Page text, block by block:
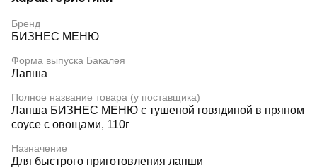
Бренд
БИЗНЕС МЕНЮ
Форма выпуска Бакалея
Лапша
Полное название товара (у поставщика)
Лапша БИЗНЕС МЕНЮ с тушеной говядиной в пряном
соусе с овощами, 110г
Назначение
Для быстрого приготовления лапши